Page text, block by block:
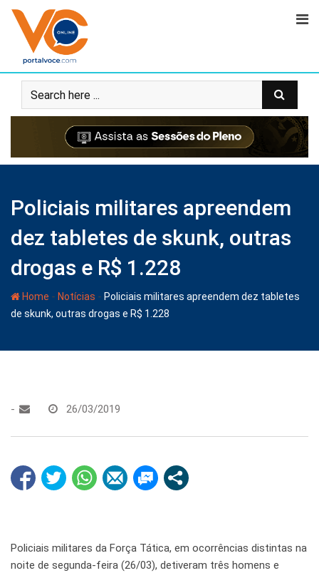
Policiais militares apreendem
dez tabletes de skunk, outras
drogas e R$ 1.228
Home - Notícias - Policiais militares apreendem dez tabletes
de skunk, outras drogas e R$ 1.228
- 26/03/2019
Policiais militares da Força Tática, em ocorrências distintas na
noite de segunda-feira (26/03), detiveram três homens e